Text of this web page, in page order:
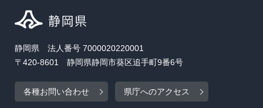
静岡県 法人番号 7000020220001
〒420-8601 静岡県静岡市葵区追手町9番6号
各種お問い合わせ 県庁へのアクセス